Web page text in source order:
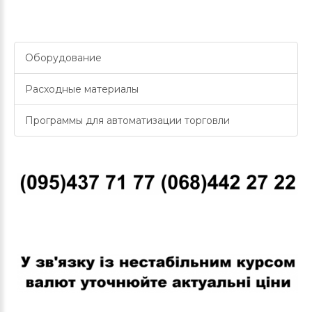
Оборудование
Расходные материалы
Программы для автоматизации торговли